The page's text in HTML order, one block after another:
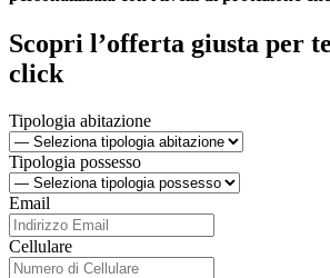
Scopri l’offerta giusta per
click
Tipologia abitazione
Tipologia possesso
Email
Cellulare